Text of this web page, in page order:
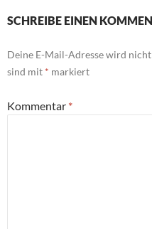
SCHREIBE EINEN
Deine E-Mail-Adresse wird
sind mit * markiert
Kommentar *